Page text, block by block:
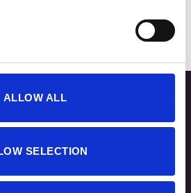
ALLOW ALL
SELECTION